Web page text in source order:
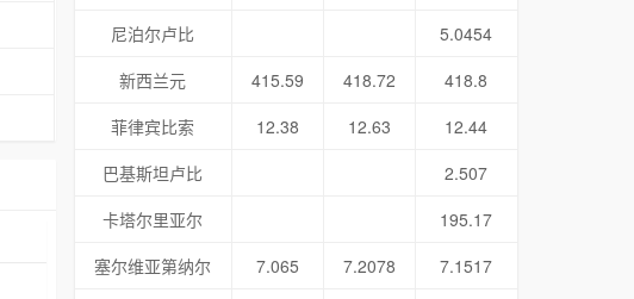
尼泊尔卢比
5.0454
新西兰元
415.59 418.72
418.8
菲律宾比索
12.38 12.63
12.44
巴基斯坦卢比
2.507
卡塔尔里亚尔
195.17
塞尔维亚第纳尔
7.065 7.2078
7.1517